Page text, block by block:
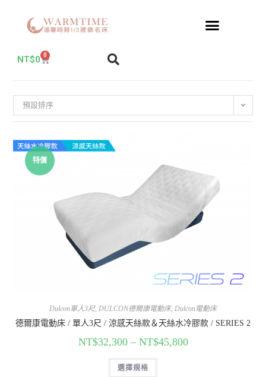
NT$0 0
預設排序
特價
Dulcon單人3尺, DULCON德爾康電動床, Dulcon電動床
德爾康電動床 / 單人3尺 / 涼感天絲款＆天絲水冷膠款 / SERIES 2
NT$32,300– NT$45,800
選擇規格